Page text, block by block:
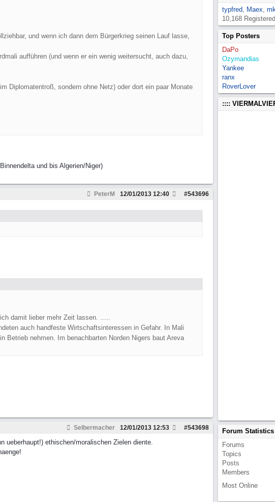
und wenn ich dann dem Bürgerkrieg seinen Lauf lasse,
aufführen (und wenn er ein wenig weitersucht, auch dazu,
Diplomatentroß, sondern ohne Netz) oder dort ein paar Monate
und bis Algerien/Niger)
PeterM #543696
12/01/2013 12:40
damit lieber mehr Zeit lassen. .....
auch handfeste Wirtschaftsinteressen in Gefahr. In Mali
nehmen. Im benachbarten Norden Nigers baut Areva
Selbermacher #543698
12/01/2013 12:53
ueberhaupt!) ethischen/moralischen Zielen diente.
typfred, Maex,
10,168
Top Posters
DaPo
Ozymandias
Yankee
ranx
RoverLover
::::
Forum Statistics
Forums
Topics
Posts
Members
Most Online